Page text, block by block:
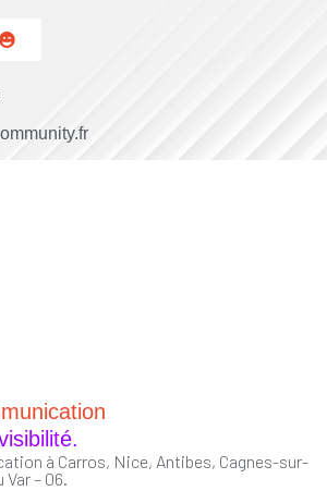
à Carros, Nice, Antibes, Cagnes-sur-
– 06.